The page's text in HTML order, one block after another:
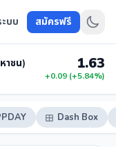
ะบบ สมัครฟรี
าชน) 1.63
+0.09 (+5.84%)
Dash Box